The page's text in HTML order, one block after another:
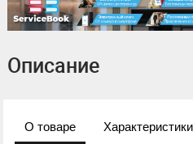
Описание
О товаре Характеристики